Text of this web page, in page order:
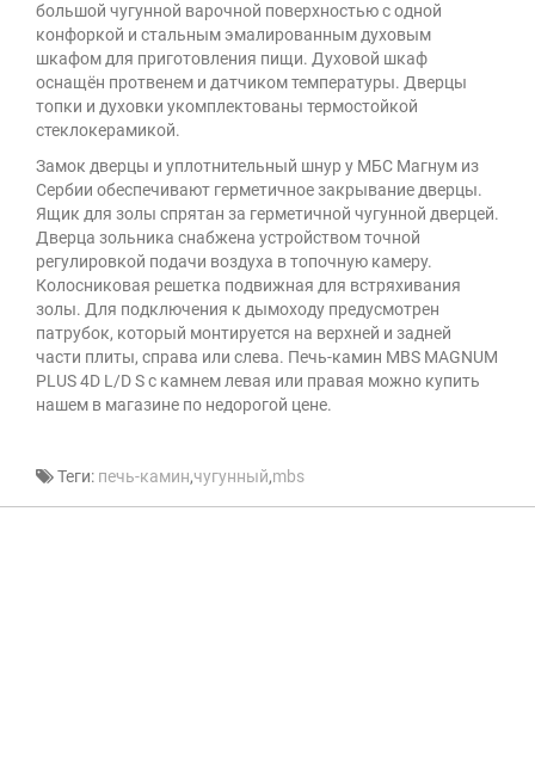
большой чугунной варочной поверхностью с одной
конфоркой и стальным эмалированным духовым
шкафом для приготовления пищи. Духовой шкаф
оснащён протвенем и датчиком температуры. Дверцы
топки и духовки укомплектованы термостойкой
стеклокерамикой.
Замок дверцы и уплотнительный шнур у МБС Магнум из
Сербии обеспечивают герметичное закрывание дверцы.
Ящик для золы спрятан за герметичной чугунной дверцей.
Дверца зольника снабжена устройством точной
регулировкой подачи воздуха в топочную камеру.
Колосниковая решетка подвижная для встряхивания
золы. Для подключения к дымоходу предусмотрен
патрубок, который монтируется на верхней и задней
части плиты, справа или слева. Печь-камин MBS MAGNUM
PLUS 4D L/D S с камнем левая или правая можно купить
нашем в магазине по недорогой цене.
Теги: печь-камин,чугунный,mbs